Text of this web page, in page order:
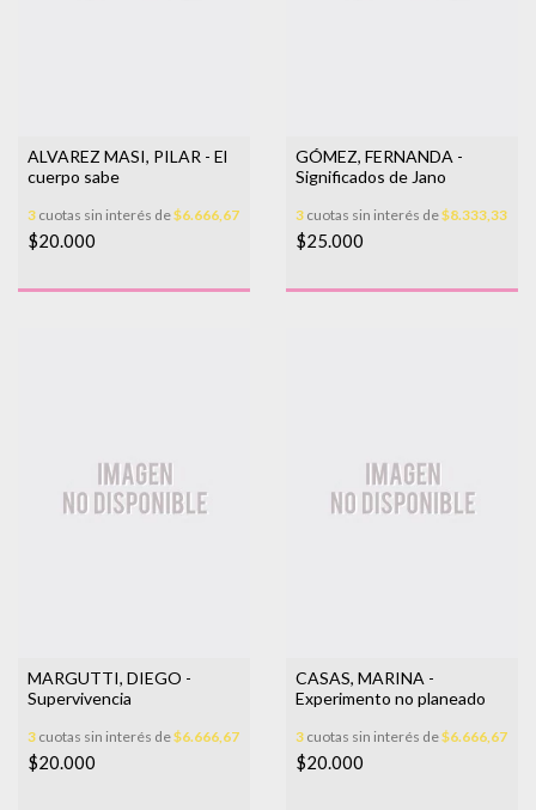
ALVAREZ MASI, PILAR - El
cuerpo sabe
3 cuotas sin interés de$6.666,67
$20.000
GÓMEZ, FERNANDA -
Significados de Jano
3 cuotas sin interés de$8.333,33
$25.000
MARGUTTI, DIEGO -
Supervivencia
3 cuotas sin interés de$6.666,67
$20.000
CASAS, MARINA -
Experimento no planeado
3 cuotas sin interés de$6.666,67
$20.000